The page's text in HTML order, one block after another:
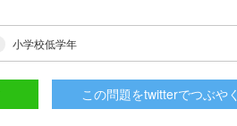
小学校低学年
この問題をtwitterでつぶやく